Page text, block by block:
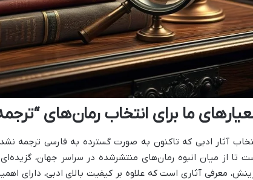
ما برای انتخاب رمان‌های
آثار ادبی که تاکنون به صورت گسترده به فارسی ترجمه
تا از میان انبوه رمان‌های منتشرشده در سراسر جهان،
معرفی آثاری است که علاوه بر کیفیت بالای ادبی، دارای